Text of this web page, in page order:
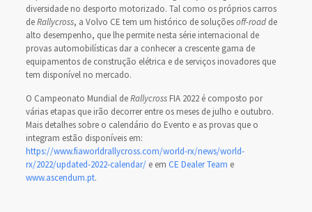
diversidade no desporto motorizado. Tal como os próprios carros
deRallycross, a Volvo CE tem um histórico de soluçõesoff-roadde
alto desempenho, que lhe permite nesta série internacional de
provas automobilísticas dar a conhecer a crescente gama de
equipamentos de construção elétrica e de serviços inovadores que
tem disponível no mercado.
O Campeonato Mundial deRallycrossFIA 2022 é composto por
várias etapas que irão decorrer entre os meses de julho e outubro.
Mais detalhes sobre o calendário do Evento e as provas que o
integram estão disponíveis em:
https://www.fiaworldrallycross.com/world-rx/news/world-
rx/2022/updated-2022-calendar/e em CE Dealer Team e
www.ascendum.pt.